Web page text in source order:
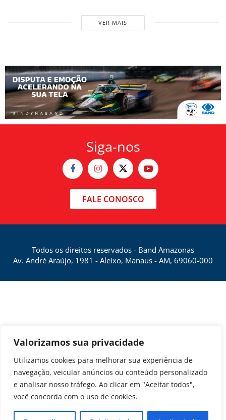
Valorizamos sua privacidade
Utilizamos cookies para melhorar sua experiência de
navegação, veicular anúncios ou conteúdo personalizado
e analisar nosso tráfego. Ao clicar em "Aceitar todos",
você concorda com o uso de cookies.
VER MAIS
Siga-nos
FALE CONOSCO
Todos os direitos reservados - Band Amazonas
Av. André Araújo, 1981 - Aleixo, Manaus - AM, 69060-000